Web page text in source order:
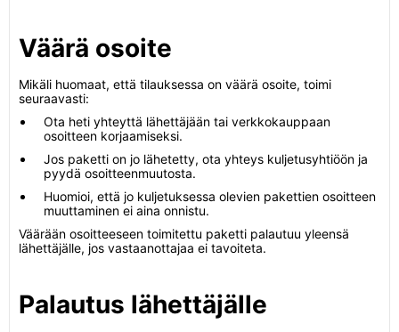
Väärä osoite
Mikäli huomaat, että tilauksessa on väärä osoite, toimi
seuraavasti:
Ota heti yhteyttä lähettäjään tai verkkokauppaan
osoitteen korjaamiseksi.
Jos paketti on jo lähetetty, ota yhteys kuljetusyhtiöön ja
pyydä osoitteenmuutosta.
Huomioi, että jo kuljetuksessa olevien pakettien osoitteen
muuttaminen ei aina onnistu.
Väärään osoitteeseen toimitettu paketti palautuu yleensä
lähettäjälle, jos vastaanottajaa ei tavoiteta.
Palautus lähettäjälle